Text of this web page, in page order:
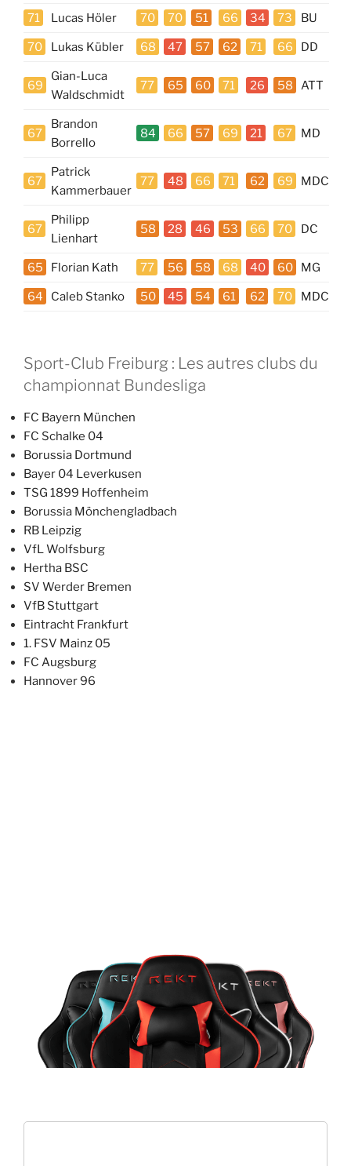
71 Lucas Höler 70 70 51 66 34 73 BU
70 Lukas Kübler 68 47 57 62 71 66 DD
69
Gian-Luca
Waldschmidt
77 65 60 71 26 58 ATT
67
Brandon
Borrello
84 66 57 69 21 67 MD
67
Patrick
Kammerbauer
77 48 66 71 62 69 MDC
67
Philipp
Lienhart
58 28 46 53 66 70 DC
65 Florian Kath 77 56 58 68 40 60 MG
64 Caleb Stanko 50 45 54 61 62 70 MDC
Sport-Club Freiburg : Les autres clubs du
championnat Bundesliga
FC Bayern München
FC Schalke 04
Borussia Dortmund
Bayer 04 Leverkusen
TSG 1899 Hoffenheim
Borussia Mönchengladbach
RB Leipzig
VfL Wolfsburg
Hertha BSC
SV Werder Bremen
VfB Stuttgart
Eintracht Frankfurt
1. FSV Mainz 05
FC Augsburg
Hannover 96